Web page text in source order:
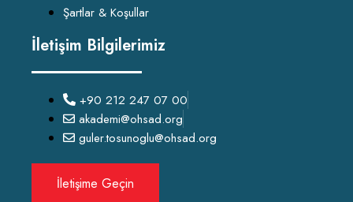
Şartlar & Koşullar
İletişim Bilgilerimiz
+90 212 247 07 00
akademi@ohsad.org
guler.tosunoglu@ohsad.org
İletişime Geçin